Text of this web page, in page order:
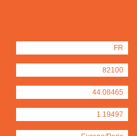
FR
82100
44.08465
1.19497